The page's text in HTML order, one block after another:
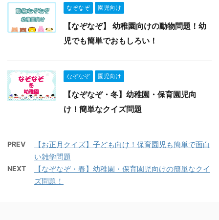
なぞなぞ 園児向け
【なぞなぞ】 幼稚園向けの動物問題！幼
児でも簡単でおもしろい！
なぞなぞ 園児向け
【なぞなぞ・冬】幼稚園・保育園児向
け！簡単なクイズ問題
PREV
【お正月クイズ】子ども向け！保育園児も簡単で面白
い雑学問題
NEXT
【なぞなぞ・春】幼稚園・保育園児向けの簡単なクイ
ズ問題！